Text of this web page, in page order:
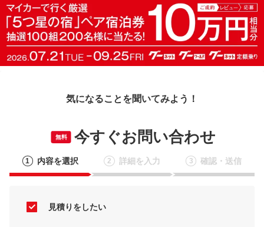
気になることを聞いてみよう！
無料 今すぐお問い合わせ
1 内容を選択 2 詳細を入力 3 確認・送信
見積りをしたい